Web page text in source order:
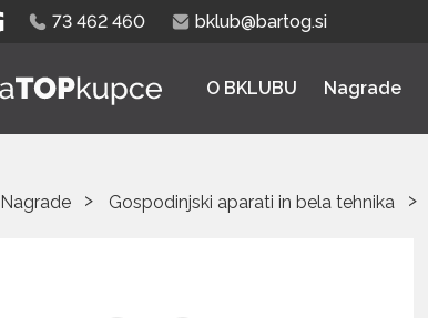
73 462 460 bklub@bartog.si
O BKLUBU Nagrade
Nagrade Gospodinjski aparati in bela tehnika